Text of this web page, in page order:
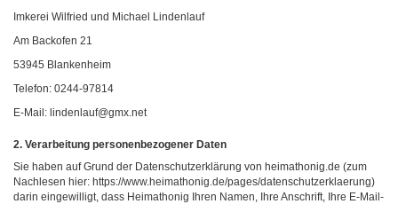
Imkerei Wilfried und Michael Lindenlauf
Am Backofen 21
53945 Blankenheim
Telefon: 0244-97814
E-Mail: lindenlauf@gmx.net
2. Verarbeitung personenbezogener Daten
Sie haben auf Grund der Datenschutzerklärung von heimathonig.de (zum
Nachlesen hier: https://www.heimathonig.de/pages/datenschutzerklaerung)
darin eingewilligt, dass Heimathonig Ihren Namen, Ihre Anschrift, Ihre E-Mail-